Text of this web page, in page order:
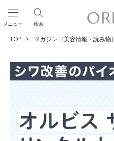
検索
メニュー
TOP マガジン（美容情報・読み物）